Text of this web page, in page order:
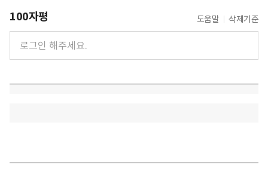
100자평 도움말 삭제기준